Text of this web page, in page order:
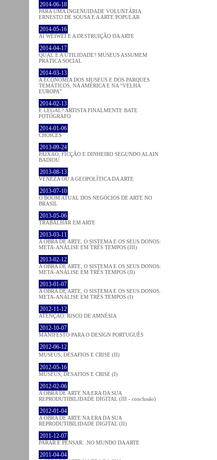
2014-06-18
PARA UMA INGENUIDADE VOLUNTÁRIA:
ERNESTO DE SOUSA E A ARTE POPULAR
2014-05-16
AI WEIWEI E A DESTRUIÇÃO DA ARTE
2014-04-17
QUAL É A UTILIDADE? MUSEUS ASSUMEM
PRÁTICA SOCIAL
2014-03-13
A ECONOMIA DOS MUSEUS E DOS PARQUES
TEMÁTICOS, NA AMÉRICA E NA “VELHA
EUROPA”
2014-02-13
É LEGAL? ARTISTA FINALMENTE BATE
FOTÓGRAFO
2014-01-06
CHOICES
2013-09-24
PAIXÃO, FICÇÃO E DINHEIRO SEGUNDO ALAIN
BADIOU
2013-08-13
VENEZA OU A GEOPOLÍTICA DA ARTE
2013-07-10
O BOOM ATUAL DOS NEGÓCIOS DE ARTE NO
BRASIL
2013-05-06
TRABALHAR EM ARTE
2013-03-11
A OBRA DE ARTE, O SISTEMA E OS SEUS DONOS:
META-ANÁLISE EM TRÊS TEMPOS (III)
2013-02-12
A OBRA DE ARTE, O SISTEMA E OS SEUS DONOS:
META-ANÁLISE EM TRÊS TEMPOS (II)
2013-01-07
A OBRA DE ARTE, O SISTEMA E OS SEUS DONOS.
META-ANÁLISE EM TRÊS TEMPOS (I)
2012-11-12
ATENÇÃO: RISCO DE AMNÉSIA
2012-10-07
MANIFESTO PARA O DESIGN PORTUGUÊS
2012-06-12
MUSEUS, DESAFIOS E CRISE (II)
2012-05-16
MUSEUS, DESAFIOS E CRISE (I)
2012-02-06
A OBRA DE ARTE NA ERA DA SUA
REPRODUTIBILIDADE DIGITAL (III - conclusão)
2012-01-04
A OBRA DE ARTE NA ERA DA SUA
REPRODUTIBILIDADE DIGITAL (II)
2011-12-07
PARAR E PENSAR...NO MUNDO DA ARTE
2011-04-04